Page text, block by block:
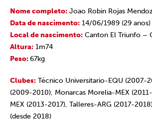
Nome completo: Joao Robin Rojas
Data de nascimento: 14/06/1989 (29 anos)
Local de nascimento: Canton El Triunfo –
Altura: 1m74
Peso:67kg
Clubes: Técnico Universitario-EQU (2007-
(2009-2010), Monarcas Morelia-MEX
MEX (2013-2017), Talleres-ARG (2017-
(desde 2018)